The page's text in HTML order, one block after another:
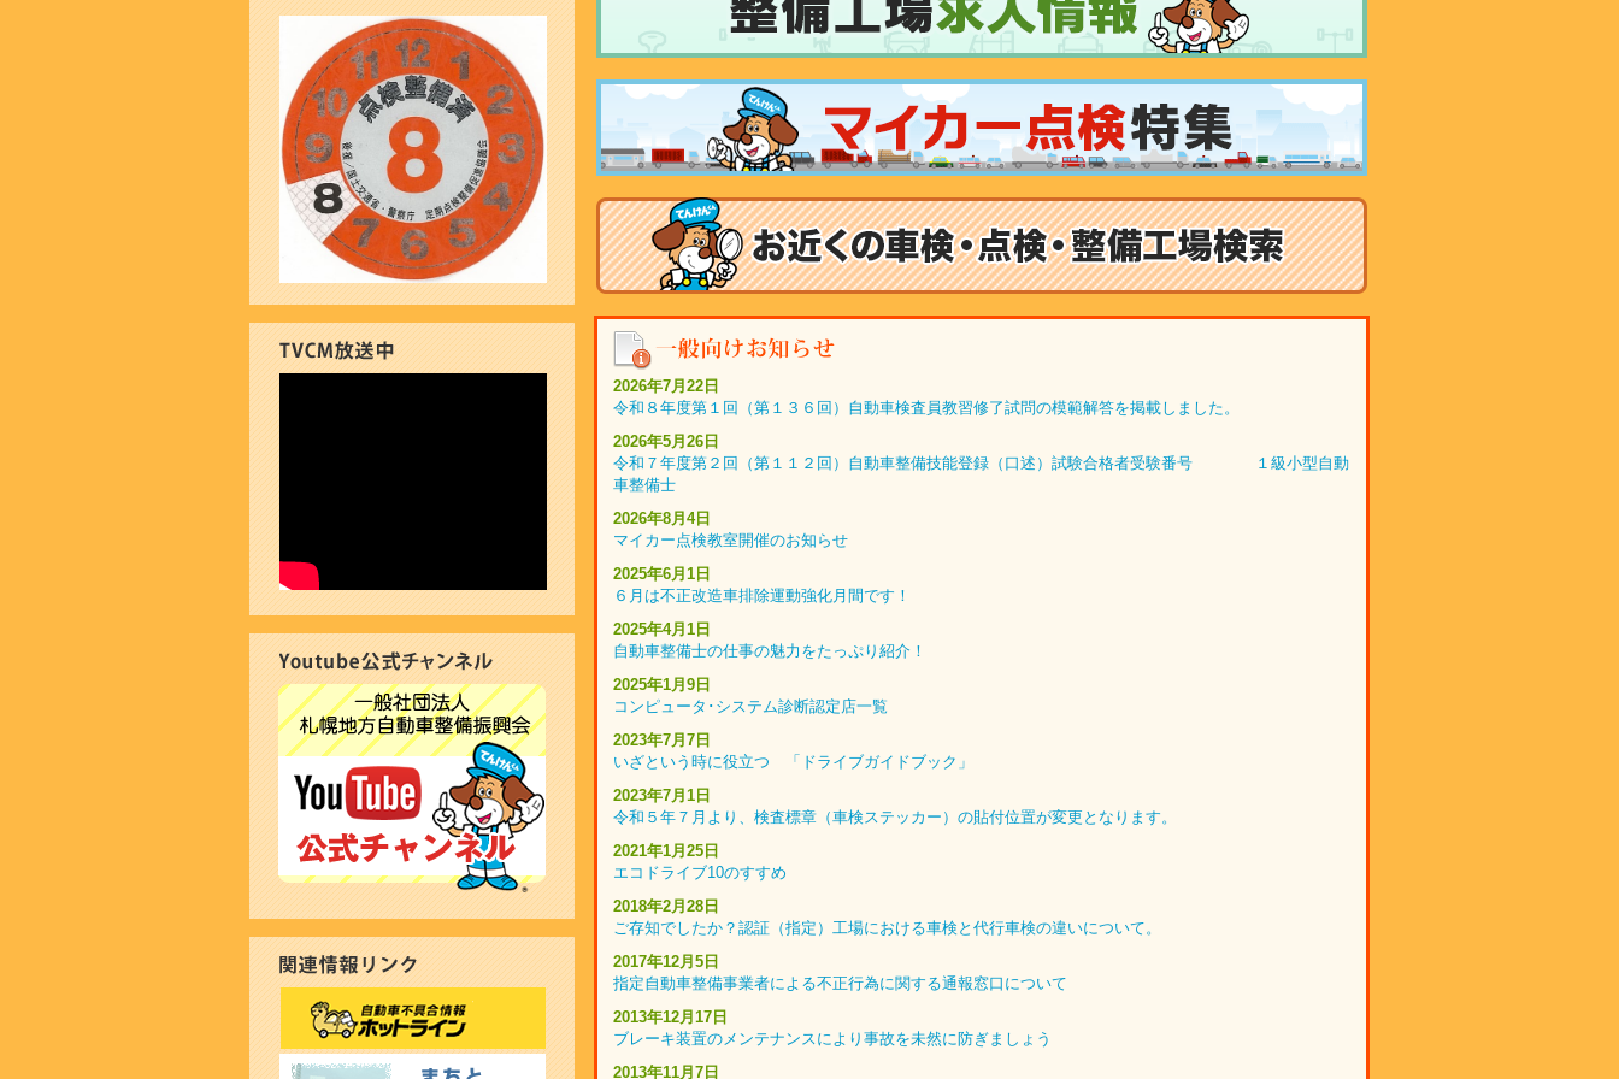
2026年7月22日
令和８年度第１回（第１３６回）自動車検査員教習修了試問の模範解答を掲載しました。
2026年5月26日
令和７年度第２回（第１１２回）自動車整備技能登録（口述）試験合格者受験番号 １級小型自動
車整備士
2026年8月4日
マイカー点検教室開催のお知らせ
2025年6月1日
６月は不正改造車排除運動強化月間です！
2025年4月1日
自動車整備士の仕事の魅力をたっぷり紹介！
2025年1月9日
コンピュータ･システム診断認定店一覧
2023年7月7日
いざという時に役立つ 「ドライブガイドブック」
2023年7月1日
令和５年７月より、検査標章（車検ステッカー）の貼付位置が変更となります。
2021年1月25日
エコドライブ10のすすめ
2018年2月28日
ご存知でしたか？認証（指定）工場における車検と代行車検の違いについて。
2017年12月5日
指定自動車整備事業者による不正行為に関する通報窓口について
2013年12月17日
ブレーキ装置のメンテナンスにより事故を未然に防ぎましょう
2013年11月7日